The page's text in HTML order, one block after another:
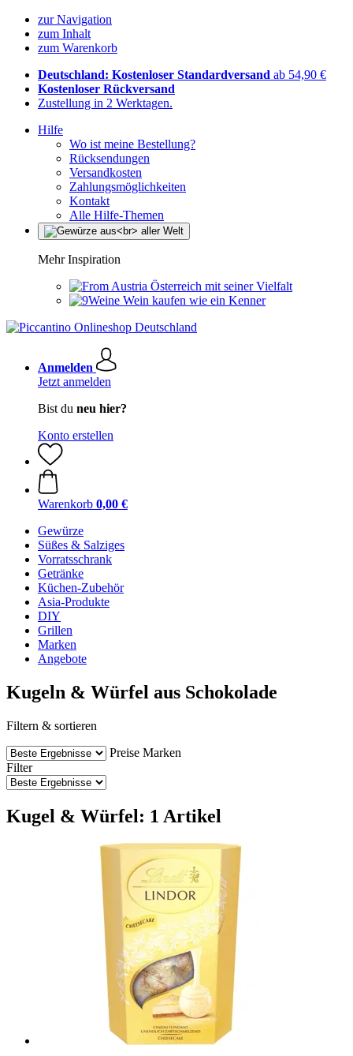
zur Navigation
zum Inhalt
zum Warenkorb
Deutschland: Kostenloser Standardversand ab 54,90 €
Kostenloser Rückversand
Zustellung in 2 Werktagen.
Hilfe
Wo ist meine Bestellung?
Rücksendungen
Versandkosten
Zahlungsmöglichkeiten
Kontakt
Alle Hilfe-Themen
Mehr Inspiration
Österreich mit seiner Vielfalt
Wein kaufen wie ein Kenner
Anmelden
Jetzt anmelden
Bist du neu hier?
Konto erstellen
Warenkorb 0,00 €
Gewürze
Süßes & Salziges
Vorratsschrank
Getränke
Küchen-Zubehör
Asia-Produkte
DIY
Grillen
Marken
Angebote
Kugeln & Würfel aus Schokolade
Filtern & sortieren
Preise Marken
Filter
Kugel & Würfel: 1 Artikel